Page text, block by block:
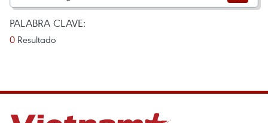
PALABRA CLAVE:
0 Resultado